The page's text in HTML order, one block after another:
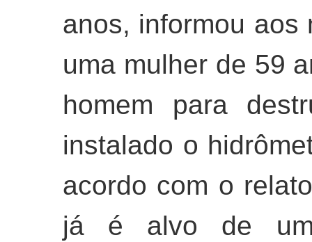
anos, informou aos
uma mulher de 59
homem para
instalado o
acordo com o
já é alvo de um